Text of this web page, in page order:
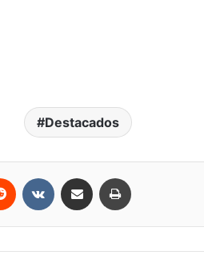
Destacados
Reddit VKontakteCompartir por correo electrónico